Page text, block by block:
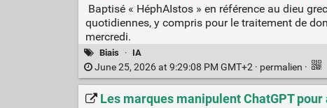
Baptisé « HéphAIstos » en référence au dieu
quotidiennes, y compris pour le traitement de
mercredi.
Biais · IA
June 25, 2026 at 9:29:08 PM GMT+2 · permalien ·
Les marques manipulent ChatGPT